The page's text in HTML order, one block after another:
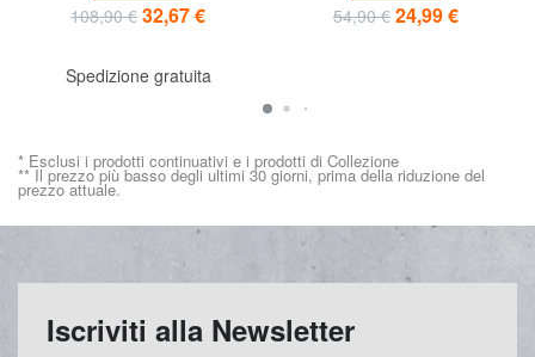
108,90 € 32,67 €
Spedizione gratuita
54,90 € 24,99 €
* Esclusi i prodotti continuativi e i prodotti di Collezione
** Il prezzo più basso degli ultimi 30 giorni, prima della riduzione del
prezzo attuale.
Iscriviti alla Newsletter